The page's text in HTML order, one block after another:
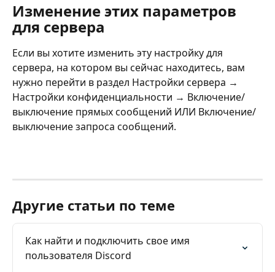
Изменение этих параметров
для сервера
Если вы хотите изменить эту настройку для
сервера, на котором вы сейчас находитесь, вам
нужно перейти в раздел Настройки сервера →
Настройки конфиденциальности → Включение/
выключение прямых сообщений ИЛИ Включение/
выключение запроса сообщений.
Другие статьи по теме
Как найти и подключить свое имя
пользователя Discord